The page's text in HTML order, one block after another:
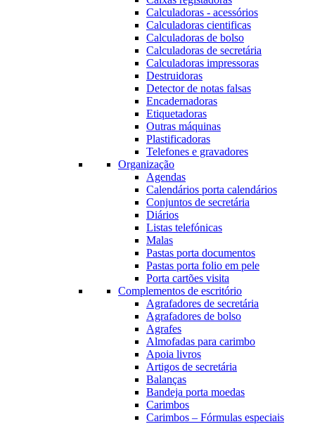
Calculadoras - acessórios
Calculadoras cientificas
Calculadoras de bolso
Calculadoras de secretária
Calculadoras impressoras
Destruidoras
Detector de notas falsas
Encadernadoras
Etiquetadoras
Outras máquinas
Plastificadoras
Telefones e gravadores
Organização
Agendas
Calendários porta calendários
Conjuntos de secretária
Diários
Listas telefónicas
Malas
Pastas porta documentos
Pastas porta folio em pele
Porta cartões visita
Complementos de escritório
Agrafadores de secretária
Agrafadores de bolso
Agrafes
Almofadas para carimbo
Apoia livros
Artigos de secretária
Balanças
Bandeja porta moedas
Carimbos
Carimbos – Fórmulas especiais